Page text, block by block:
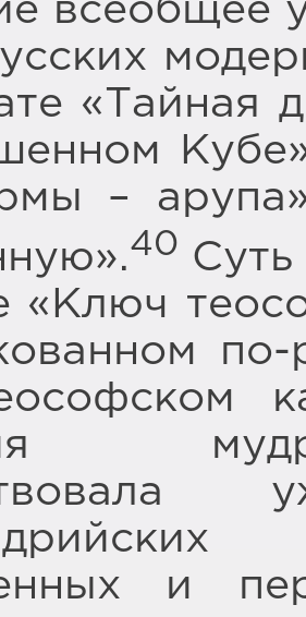
всеобщее
«Тайная
–
40
«Ключ
по-
и